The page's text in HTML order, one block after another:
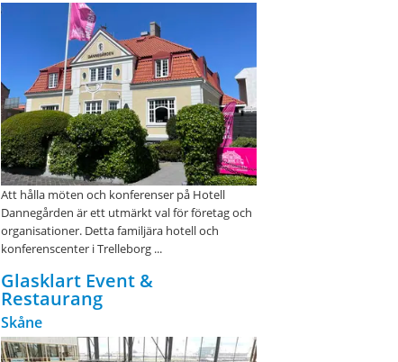
Att hålla möten och konferenser på Hotell
Dannegården är ett utmärkt val för företag och
organisationer. Detta familjära hotell och
konferenscenter i Trelleborg ...
Glasklart Event &
Restaurang
Skåne